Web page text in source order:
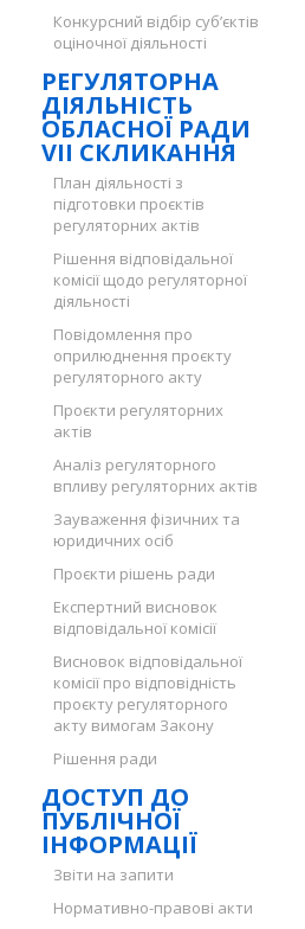
Конкурсний відбір суб’єктів
оціночної діяльності
РЕГУЛЯТОРНА
ДІЯЛЬНІСТЬ
ОБЛАСНОЇ РАДИ
VII СКЛИКАННЯ
План діяльності з
підготовки проєктів
регуляторних актів
Рішення відповідальної
комісії щодо регуляторної
діяльності
Повідомлення про
оприлюднення проєкту
регуляторного акту
Проєкти регуляторних
актів
Аналіз регуляторного
впливу регуляторних актів
Зауваження фізичних та
юридичних осіб
Проєкти рішень ради
Експертний висновок
відповідальної комісії
Висновок відповідальної
комісії про відповідність
проєкту регуляторного
акту вимогам Закону
Рішення ради
ДОСТУП ДО
ПУБЛІЧНОЇ
ІНФОРМАЦІЇ
Звіти на запити
Нормативно-правові акти